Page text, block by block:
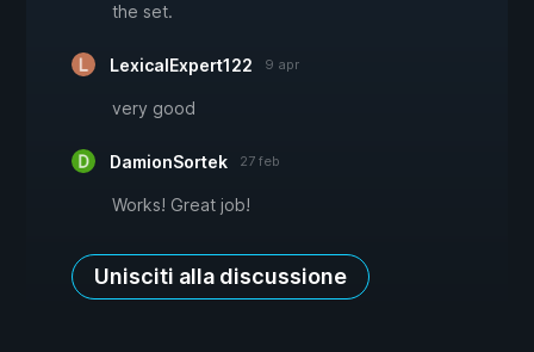
the set.
LexicalExpert122 9 apr
very good
DamionSortek 27 feb
Works! Great job!
Unisciti alla discussione